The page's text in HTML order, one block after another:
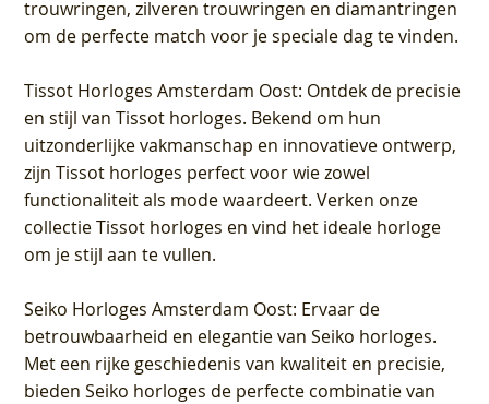
trouwringen, zilveren trouwringen en diamantringen
om de perfecte match voor je speciale dag te vinden.
Tissot Horloges Amsterdam Oost: Ontdek de precisie
en stijl van Tissot horloges. Bekend om hun
uitzonderlijke vakmanschap en innovatieve ontwerp,
zijn Tissot horloges perfect voor wie zowel
functionaliteit als mode waardeert. Verken onze
collectie Tissot horloges en vind het ideale horloge
om je stijl aan te vullen.
Seiko Horloges Amsterdam Oost: Ervaar de
betrouwbaarheid en elegantie van Seiko horloges.
Met een rijke geschiedenis van kwaliteit en precisie,
bieden Seiko horloges de perfecte combinatie van